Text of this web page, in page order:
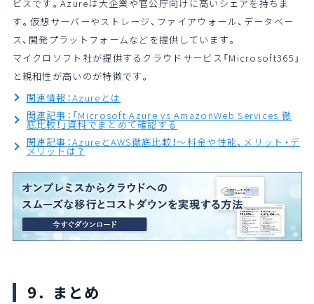
ビスです。Azureは大企業や官公庁向けに高いシェアを持ちま
す。仮想サーバーやストレージ、ファイアウォール、データベー
ス、開発プラットフォームなどを提供しています。
マイクロソフト社が提供するクラウドサービス「Microsoft365」
と親和性が高いのが特徴です。
関連情報：Azureとは
関連記事：「Microsoft Azure vs AmazonWeb Services 徹
底比較！」資料でまとめて確認する
関連記事：AzureとAWS徹底比較！～料金や性能、メリット・デ
メリットは？
9．まとめ